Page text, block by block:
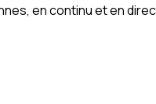
en continu et en